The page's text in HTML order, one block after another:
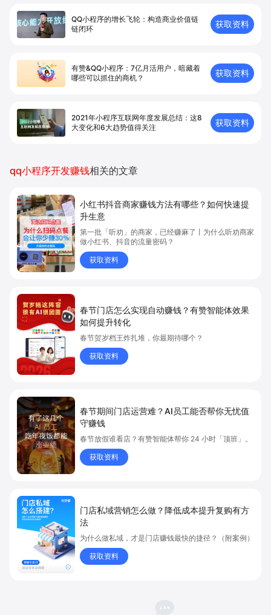
QQ小程序的增长飞轮：构造商业价值链
链闭环
获取资料
有赞&QQ小程序：7亿月活用户，暗藏着
哪些可以抓住的商机？
获取资料
2021年小程序互联网年度发展总结：这8
大变化和6大趋势值得关注
获取资料
qq小程序开发赚钱相关的文章
小红书抖音商家赚钱方法有哪些？如何快速提
升生意
第一批「听劝」的商家，已经赚麻了丨为什么听劝商家
做小红书、抖音的流量密码？
获取资料
春节门店怎么实现自动赚钱？有赞智能体效果
如何提升转化
春节贺岁档王炸扎堆，你最期待哪个？
获取资料
春节期间门店运营难？AI员工能否帮你无忧值
守赚钱
春节放假谁看店？有赞智能体帮你 24 小时「顶班」。
获取资料
门店私域营销怎么做？降低成本提升复购有方
法
为什么做私域，才是门店赚钱最快的捷径？（附案例）
获取资料